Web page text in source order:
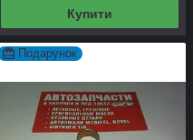
Купити
Подарунок